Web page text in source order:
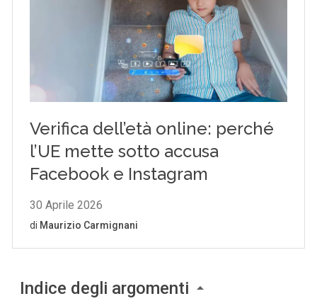
Indice degli argomenti